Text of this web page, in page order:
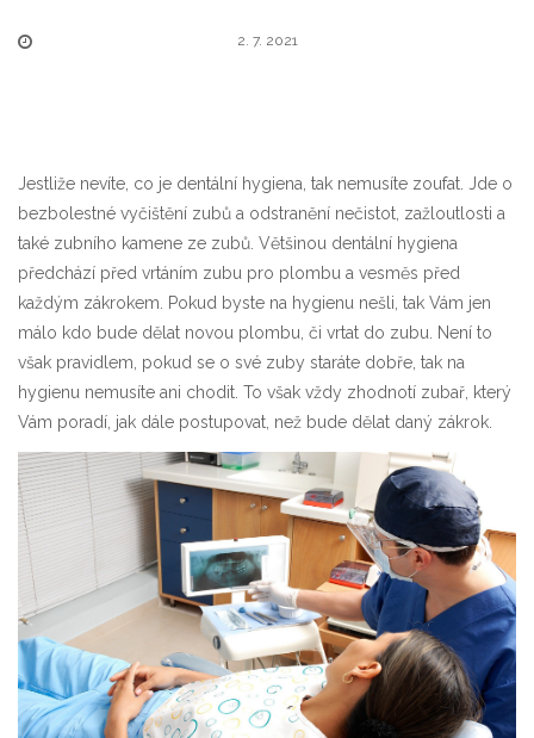
2. 7. 2021
Jestliže nevíte, co je dentální hygiena, tak nemusíte zoufat. Jde o
bezbolestné vyčištění zubů a odstranění nečistot, zažloutlosti a
také zubního kamene ze zubů. Většinou dentální hygiena
předchází před vrtáním zubu pro plombu a vesměs před
každým zákrokem. Pokud byste na hygienu nešli, tak Vám jen
málo kdo bude dělat novou plombu, či vrtat do zubu. Není to
však pravidlem, pokud se o své zuby staráte dobře, tak na
hygienu nemusíte ani chodit. To však vždy zhodnotí zubař, který
Vám poradí, jak dále postupovat, než bude dělat daný zákrok.